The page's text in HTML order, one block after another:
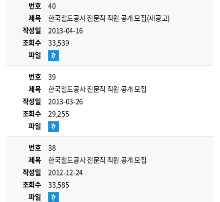
번호
40
제목
한국철도공사 전문직 직원 공개 모집(재공고)
작성일
2013-04-16
조회수
33,539
파일
번호
39
제목
한국철도공사 전문직 직원 공개 모집
작성일
2013-03-26
조회수
29,255
파일
번호
38
제목
한국철도공사 전문직 직원 공개 모집
작성일
2012-12-24
조회수
33,585
파일